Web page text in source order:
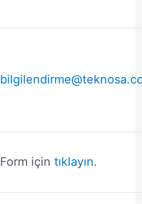
Form için tıklayın.